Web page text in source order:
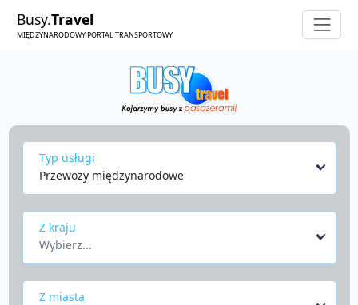
Busy.Travel
MIĘDZYNARODOWY PORTAL TRANSPORTOWY
Typ usługi
Przewozy międzynarodowe
Z kraju
Wybierz...
Z miasta